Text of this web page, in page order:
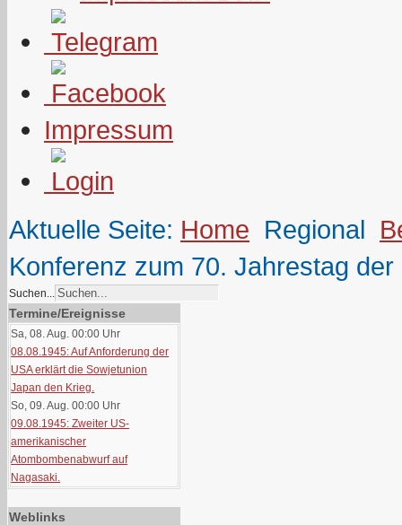
Impressum
Aktuelle Seite: Home Regional
Konferenz zum 70. Jahrestag
Suchen...
Termine/Ereignisse
Sa, 08. Aug. 00:00 Uhr
08.08.1945: Auf Anforderung der
USA erklärt die Sowjetunion
Japan den Krieg.
So, 09. Aug. 00:00 Uhr
09.08.1945: Zweiter US-
amerikanischer
Atombombenabwurf auf
Nagasaki.
Weblinks